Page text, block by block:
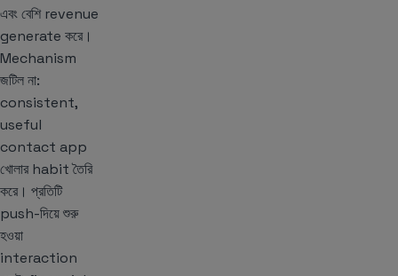
এবং বেশি revenue
generate করে।
Mechanism
জটিল না:
consistent,
useful
contact app
খোলার habit তৈরি
করে। প্রতিটি
push-দিয়ে শুরু
হওয়া
interaction